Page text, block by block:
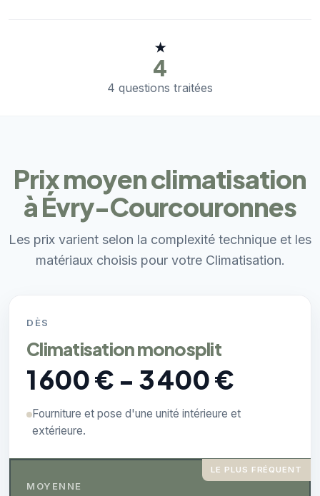
★
4
4 questions traitées
Prix moyen climatisation
à Évry-Courcouronnes
Les prix varient selon la complexité technique et les
matériaux choisis pour votre Climatisation.
DÈS
Climatisation monosplit
1 600 € - 3 400 €
Fourniture et pose d'une unité intérieure et
extérieure.
LE PLUS FRÉQUENT
MOYENNE